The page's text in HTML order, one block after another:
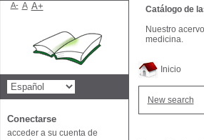
Inicio
New search
Catálogo de
Nuestro
medicina.
A- A A+
Conectarse
acceder a su cuenta de